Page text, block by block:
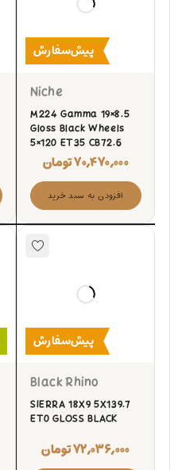
پیش‌سفارش
Niche
M224 Gamma 19×8.5
Gloss Black Wheels
5×120 ET35 CB72.6
۷۰,۴۷۰,۰۰۰تومان
افزودن به سبد خرید
پیش‌سفارش
Black Rhino
SIERRA 18X9 5X139.7
ET0 GLOSS BLACK
۷۲,۰۳۶,۰۰۰تومان